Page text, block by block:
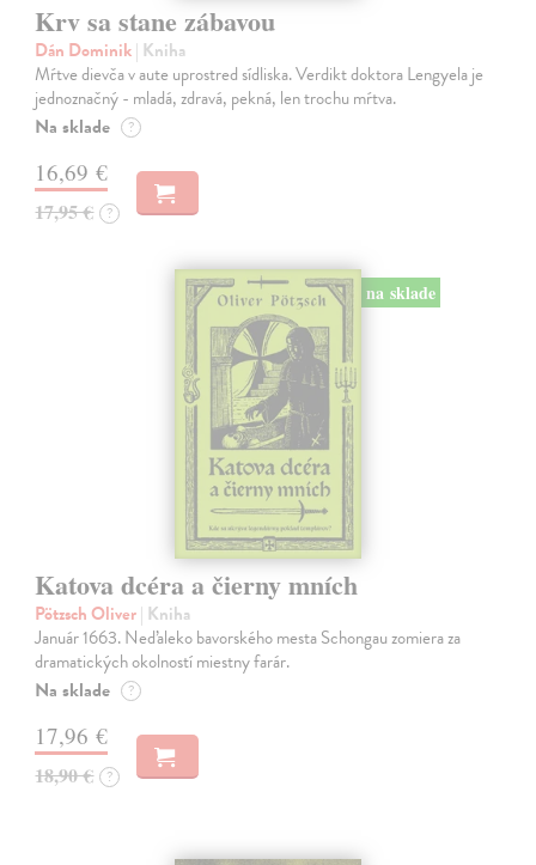
Krv sa stane zábavou
Dán Dominik| Kniha
Mŕtve dievča v aute uprostred sídliska. Verdikt doktora Lengyela je
jednoznačný - mladá, zdravá, pekná, len trochu mŕtva.
Na sklade ?
16,69 €
17,95 € ?
na sklade
Katova dcéra a čierny mních
Pötzsch Oliver| Kniha
Január 1663. Neďaleko bavorského mesta Schongau zomiera za
dramatických okolností miestny farár.
Na sklade ?
17,96 €
18,90 € ?